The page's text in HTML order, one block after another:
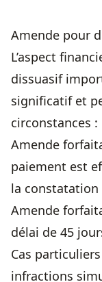
Amende pour
L’aspect
dissuasif
significatif et
circonstances :
Amende
paiement est
la constatation
Amende
délai de 45
Cas
infractions